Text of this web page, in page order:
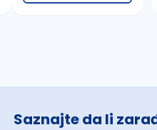
Saznajte da li